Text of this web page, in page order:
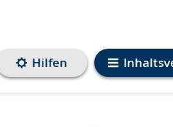
Hilfen